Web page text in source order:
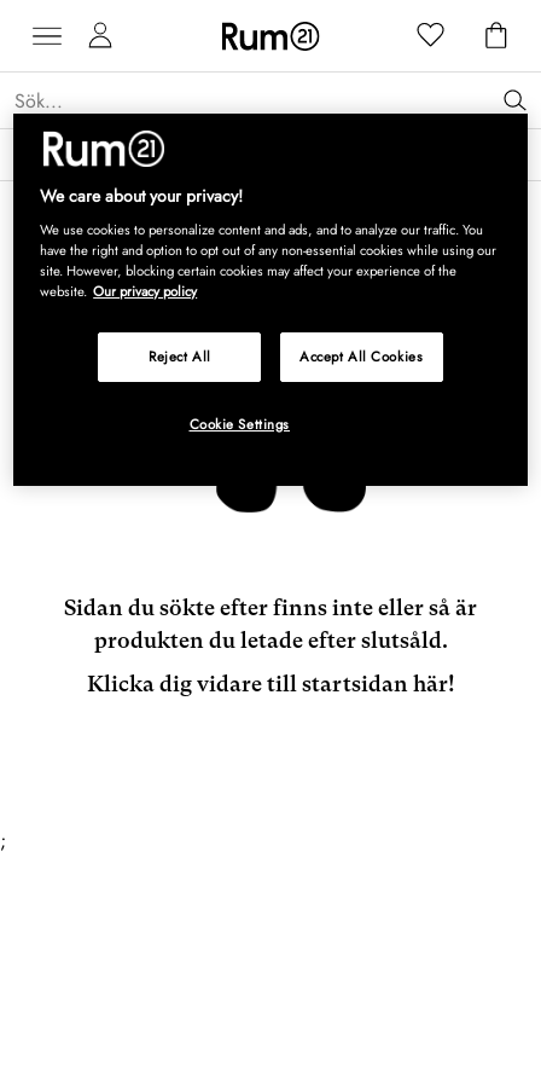
Få 15 % rabatt på Grythyttan Stålmöbler* →
Sidan du sökte efter finns inte eller så är
produkten du letade efter slutsåld.
Klicka dig vidare till startsidan här!
;
We care about your privacy!
We use cookies to personalize content and ads, and to analyze our traffic. You
have the right and option to opt out of any non-essential cookies while using our
site. However, blocking certain cookies may affect your experience of the
website. Our privacy policy
Reject All Accept All Cookies
Cookie Settings